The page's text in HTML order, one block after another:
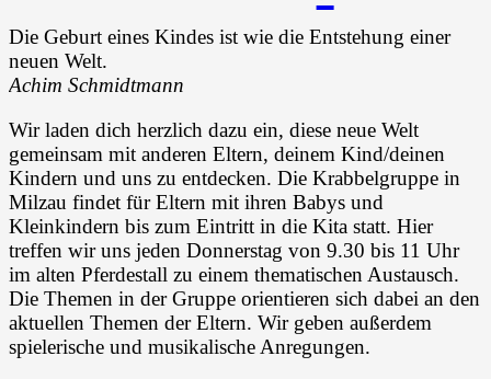
Die Geburt eines Kindes ist wie die Entstehung einer
neuen Welt.
Achim Schmidtmann
Wir laden dich herzlich dazu ein, diese neue Welt
gemeinsam mit anderen Eltern, deinem Kind/deinen
Kindern und uns zu entdecken. Die Krabbelgruppe in
Milzau findet für Eltern mit ihren Babys und
Kleinkindern bis zum Eintritt in die Kita statt. Hier
treffen wir uns jeden Donnerstag von 9.30 bis 11 Uhr
im alten Pferdestall zu einem thematischen Austausch.
Die Themen in der Gruppe orientieren sich dabei an den
aktuellen Themen der Eltern. Wir geben außerdem
spielerische und musikalische Anregungen.